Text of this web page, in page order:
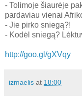
- Tolimoje šiaurėje
pardaviau vienai
- Jie pirko sniegą?!
- Kodėl sniegą?
http://goo.gl/gXVqy
izmaelis at 18:00